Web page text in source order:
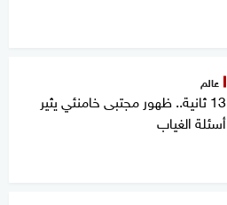
عالم
13 ثانية.. ظهور مجتبى خامنئي يثير
أسئلة الغياب